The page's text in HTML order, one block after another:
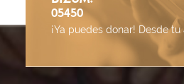
05450
¡Ya puedes donar! Desde tu